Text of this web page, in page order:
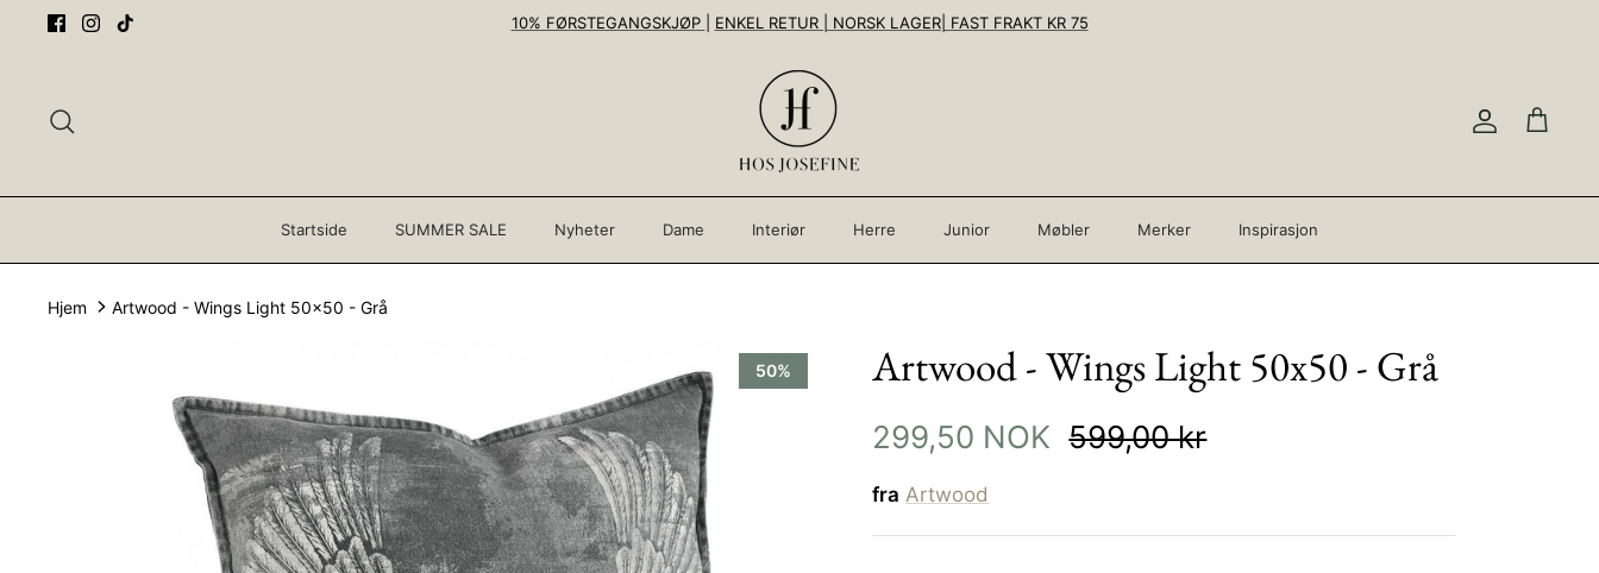
10% FØRSTEGANGSKJØP ENKEL RETUR | NORSK LAGER| FAST FRAKT KR 75
Konto
Startside SUMMER SALE Nyheter Dame Interiør Herre Junior Møbler Merker Inspirasjon
Hjem Artwood - Wings Light 50x50 - Grå
50% Artwood - Wings Light 50x50 - Grå
299,50 NOK 599,00 kr
fra Artwood